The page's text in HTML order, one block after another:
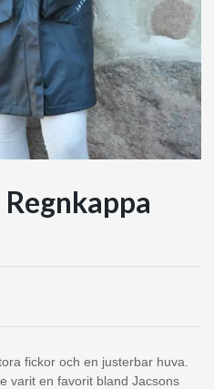
fickor och en justerbar huva.
varit en favorit bland Jacsons